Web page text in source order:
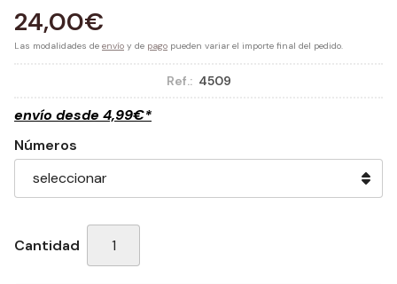
24,00€
Las modalidades de envío y de pago pueden variar el importe final del pedido.
Ref.: 4509
envío desde 4,99€*
Números
Cantidad